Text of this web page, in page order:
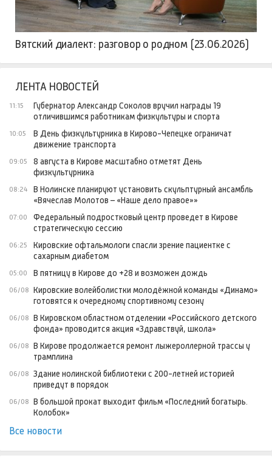
Вятский диалект: разговор о родном (23.06.2026)
ЛЕНТА НОВОСТЕЙ
11:15
Губернатор Александр Соколов вручил награды 19
отличившимся работникам физкультуры и спорта
10:05
В День физкультурника в Кирово-Чепецке ограничат
движение транспорта
09:05
8 августа в Кирове масштабно отметят День
физкультурника
08:24
В Нолинске планируют установить скульптурный ансамбль
«Вячеслав Молотов – «Наше дело правое»»
07:00
Федеральный подростковый центр проведет в Кирове
стратегическую сессию
06:25
Кировские офтальмологи спасли зрение пациентке с
сахарным диабетом
05:00 В пятницу в Кирове до +28 и возможен дождь
06/08 Кировские волейболистки молодёжной команды «Динамо»
готовятся к очередному спортивному сезону
06/08 В Кировском областном отделении «Российского детского
фонда» проводится акция «Здравствуй, школа»
06/08 В Кирове продолжается ремонт лыжероллерной трассы у
трамплина
06/08 Здание нолинской библиотеки с 200-летней историей
приведут в порядок
06/08 В большой прокат выходит фильм «Последний богатырь.
Колобок»
Все новости